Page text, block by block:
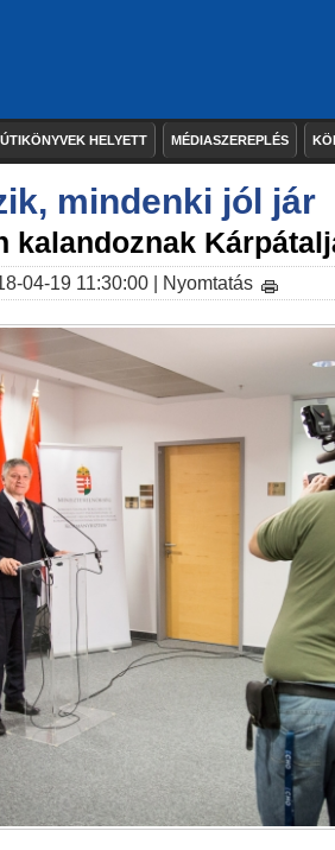
ÚTIKÖNYVEK HELYETT MÉDIASZEREPLÉS
mindenki jól jár
kalandoznak
04-19 11:30:00 | Nyomtatás